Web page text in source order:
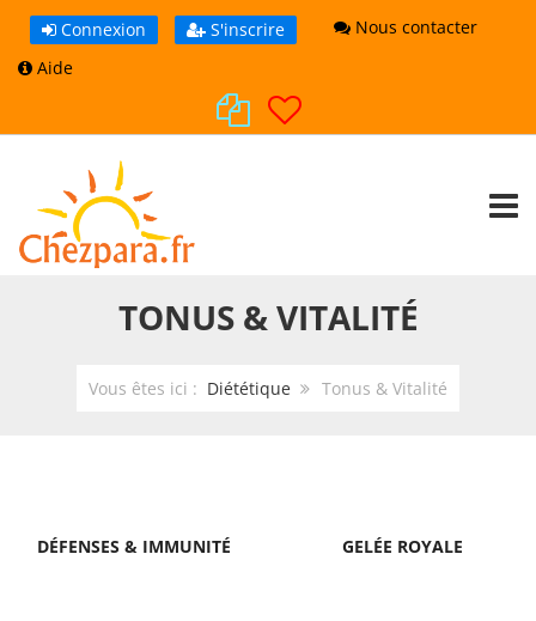
Connexion S'inscrire
Nous contacter
Aide
TONUS & VITALITÉ
Vous êtes ici : Diététique Tonus & Vitalité
DÉFENSES & IMMUNITÉ GELÉE ROYALE